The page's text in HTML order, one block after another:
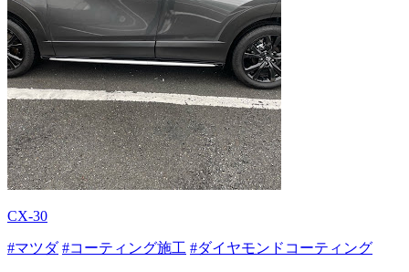
CX-30
#マツダ #コーティング施工 #ダイヤモンドコーティング